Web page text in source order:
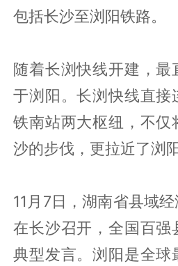
包括长沙至浏阳铁路。
随着长浏快线开建，最
于浏阳。长浏快线直接
铁南站两大枢纽，不仅
沙的步伐，更拉近了浏
11月7日，湖南省县域
在长沙召开，全国百强
典型发言。浏阳是全球